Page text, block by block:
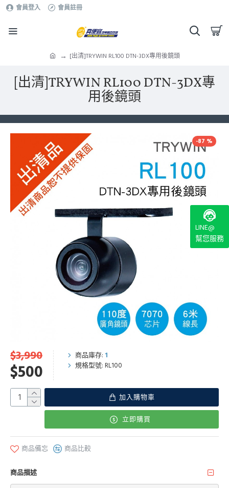
會員登入 會員註冊
[出清]TRYWIN RL100 DTN-3DX專用後鏡頭
[出清]TRYWIN RL100 DTN-3DX專
用後鏡頭
-87 %
$500
$3,990 商品庫存: 1
規格型號: RL100
加入購物車
立即購買
商品備忘 商品比較
商品描述
LINE@
幫您服務